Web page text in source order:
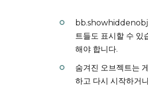
트들도 표시할 수 있
해야 합니다.
숨겨진 오브젝트는
하고 다시 시작하거